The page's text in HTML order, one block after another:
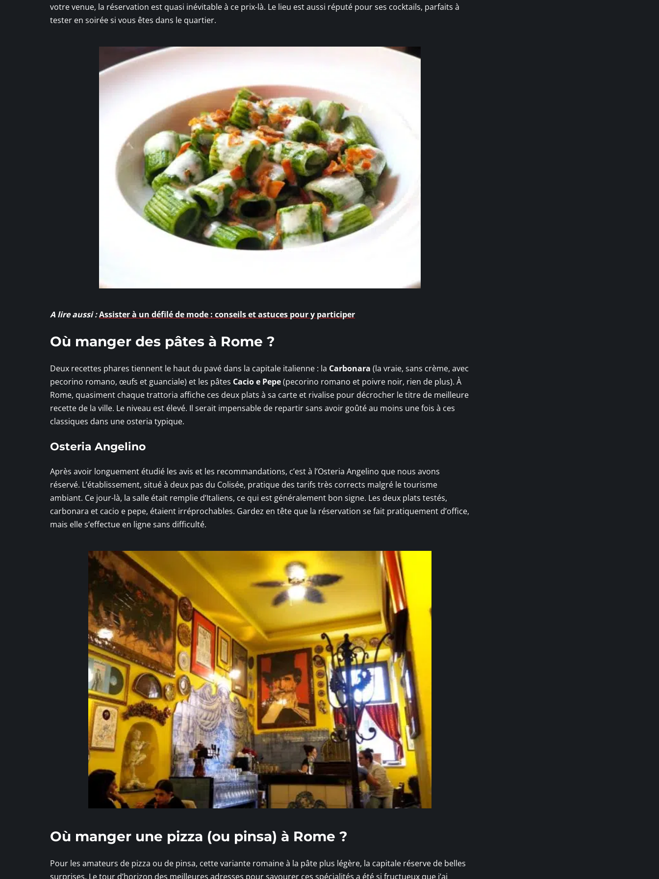
votre venue, la réservation est quasi inévitable à ce prix-là. Le lieu est aussi réputé pour ses cocktails, parfaits à
tester en soirée si vous êtes dans le quartier.
A lire aussi :Assister à un défilé de mode : conseils et astuces pour y participer
Où manger des pâtes à Rome ?
Deux recettes phares tiennent le haut du pavé dans la capitale italienne : la Carbonara (la vraie, sans crème, avec
pecorino romano, œufs et guanciale) et les pâtes Cacio e Pepe(pecorino romano et poivre noir, rien de plus). À
Rome, quasiment chaque trattoria affiche ces deux plats à sa carte et rivalise pour décrocher le titre de meilleure
recette de la ville. Le niveau est élevé. Il serait impensable de repartir sans avoir goûté au moins une fois à ces
classiques dans une osteria typique.
Osteria Angelino
Après avoir longuement étudié les avis et les recommandations, c’est à l’Osteria Angelino que nous avons
réservé. L’établissement, situé à deux pas du Colisée, pratique des tarifs très corrects malgré le tourisme
ambiant. Ce jour-là, la salle était remplie d’Italiens, ce qui est généralement bon signe. Les deux plats testés,
carbonara et cacio e pepe, étaient irréprochables. Gardez en tête que la réservation se fait pratiquement d’office,
mais elle s’effectue en ligne sans difficulté.
Où manger une pizza (ou pinsa) à Rome ?
Pour les amateurs de pizza ou de pinsa, cette variante romaine à la pâte plus légère, la capitale réserve de belles
surprises. Le tour d’horizon des meilleures adresses pour savourer ces spécialités a été si fructueux que j’ai